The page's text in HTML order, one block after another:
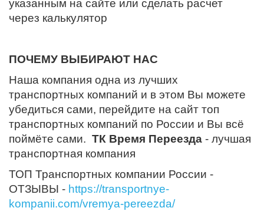
указанным на сайте или сделать расчет
через калькулятор
ПОЧЕМУ ВЫБИРАЮТ НАС
Наша компания одна из лучших
транспортных компаний и в этом Вы можете
убедиться сами, перейдите на сайт топ
транспортных компаний по России и Вы всё
поймёте сами. ТК Время Переезда - лучшая
транспортная компания
ТОП Транспортных компании России -
ОТЗЫВЫ - https://transportnye-
kompanii.com/vremya-pereezda/